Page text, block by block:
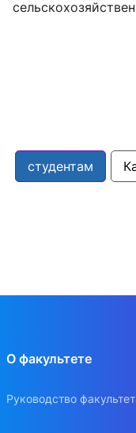
студентам
О факультете
Руководство